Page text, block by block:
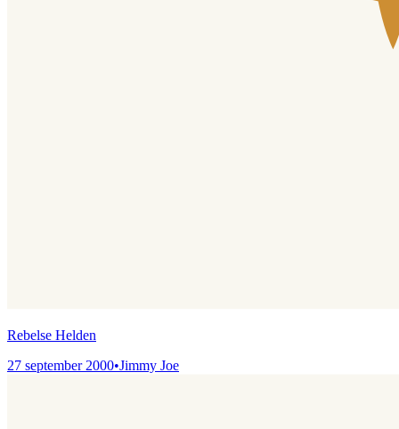
Rebelse Helden
27 september 2000•Jimmy Joe